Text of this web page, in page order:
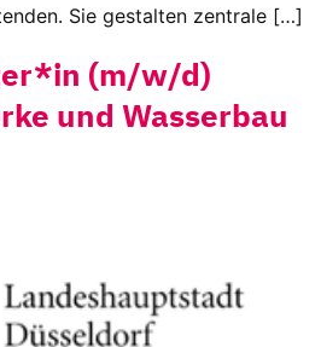
Sie gestalten zentrale […]
(m/w/d)
und Wasserbau